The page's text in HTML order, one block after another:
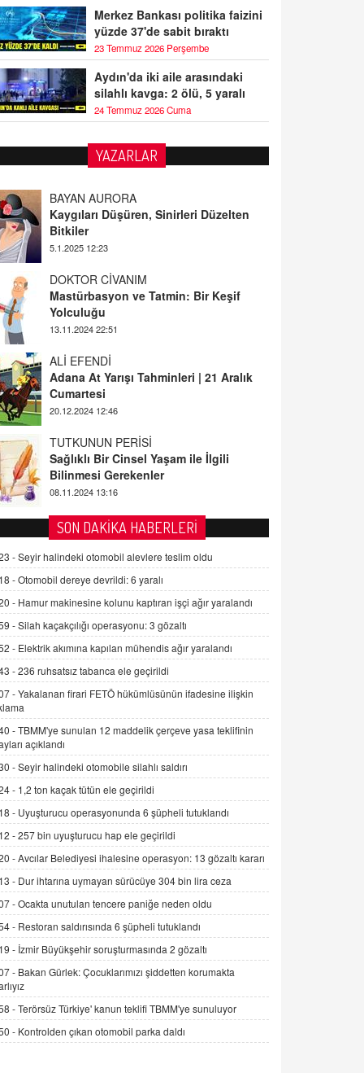
Merkez Bankası politika faizini
yüzde 37'de sabit bıraktı
23 Temmuz 2026 Perşembe
Aydın'da iki aile arasındaki
silahlı kavga: 2 ölü, 5 yaralı
24 Temmuz 2026 Cuma
YAZARLAR
BAYAN AURORA
Kaygıları Düşüren, Sinirleri Düzelten
Bitkiler
5.1.2025 12:23
DOKTOR CİVANIM
Mastürbasyon ve Tatmin: Bir Keşif
Yolculuğu
13.11.2024 22:51
ALİ EFENDİ
Adana At Yarışı Tahminleri | 21 Aralık
Cumartesi
20.12.2024 12:46
TUTKUNUN PERİSİ
Sağlıklı Bir Cinsel Yaşam ile İlgili
Bilinmesi Gerekenler
08.11.2024 13:16
FARUK ÖNALAN
Tezkere Onaylanmasaydı…
2 Kasım 2021 Salı 00:11
AV. DOĞAN CAN DOĞAN
Kişisel verilerin korunması ve dijital
hukukun gelişimi
15.09.2025 16:17
SEHER EREK
Kış Ayları Geldi, Hangi Önlemler
Alınmalı?
9.12.2025 10:11
İNCİ GÜL AKÖL
Trump Keşke Adana'yı da Ziyaret Etse...
06.07.2026 13:00
ADEM AKÖL
Esed Destekçilerinin Yüzüne Vurulan
Şamar: Sednaya
11.12.2024 12:30
DR. EKREM ASLAN
Gerçek Ne, Algı Ne? "Beraber
Yürüyoruz" Cümlesinin Peşinden
19.07.2025 12:45
GÖNÜL MENEKŞE
Şifacının Yolu
04.11.2025 12:56
SON DAKİKA HABERLERİ
-Seyir halindeki otomobil alevlere teslim oldu
-Otomobil dereye devrildi: 6 yaralı
- Hamur makinesine kolunu kaptıran işçi ağır yaralandı
-Silah kaçakçılığı operasyonu: 3 gözaltı
- Elektrik akımına kapılan mühendis ağır yaralandı
-236 ruhsatsız tabanca ele geçirildi
-Yakalanan firari FETÖ hükümlüsünün ifadesine ilişkin
-TBMM'ye sunulan 12 maddelik çerçeve yasa teklifinin
açıklandı
-Seyir halindeki otomobile silahlı saldırı
- 1,2 ton kaçak tütün ele geçirildi
- Uyuşturucu operasyonunda 6 şüpheli tutuklandı
-257 bin uyuşturucu hap ele geçirildi
-Avcılar Belediyesi ihalesine operasyon: 13 gözaltı kararı
- Dur ihtarına uymayan sürücüye 304 bin lira ceza
-Ocakta unutulan tencere paniğe neden oldu
- Restoran saldırısında 6 şüpheli tutuklandı
- İzmir Büyükşehir soruşturmasında 2 gözaltı
- Bakan Gürlek: Çocuklarımızı şiddetten korumakta
-Terörsüz Türkiye' kanun teklifi TBMM'ye sunuluyor
- Kontrolden çıkan otomobil parka daldı